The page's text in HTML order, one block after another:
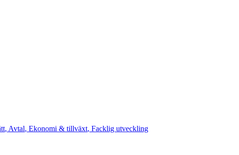
, Avtal, Ekonomi & tillväxt, Facklig utveckling